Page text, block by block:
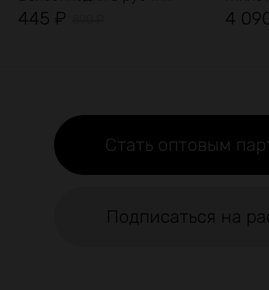
445 ₽ 4
Стать оптовым
Подписаться на